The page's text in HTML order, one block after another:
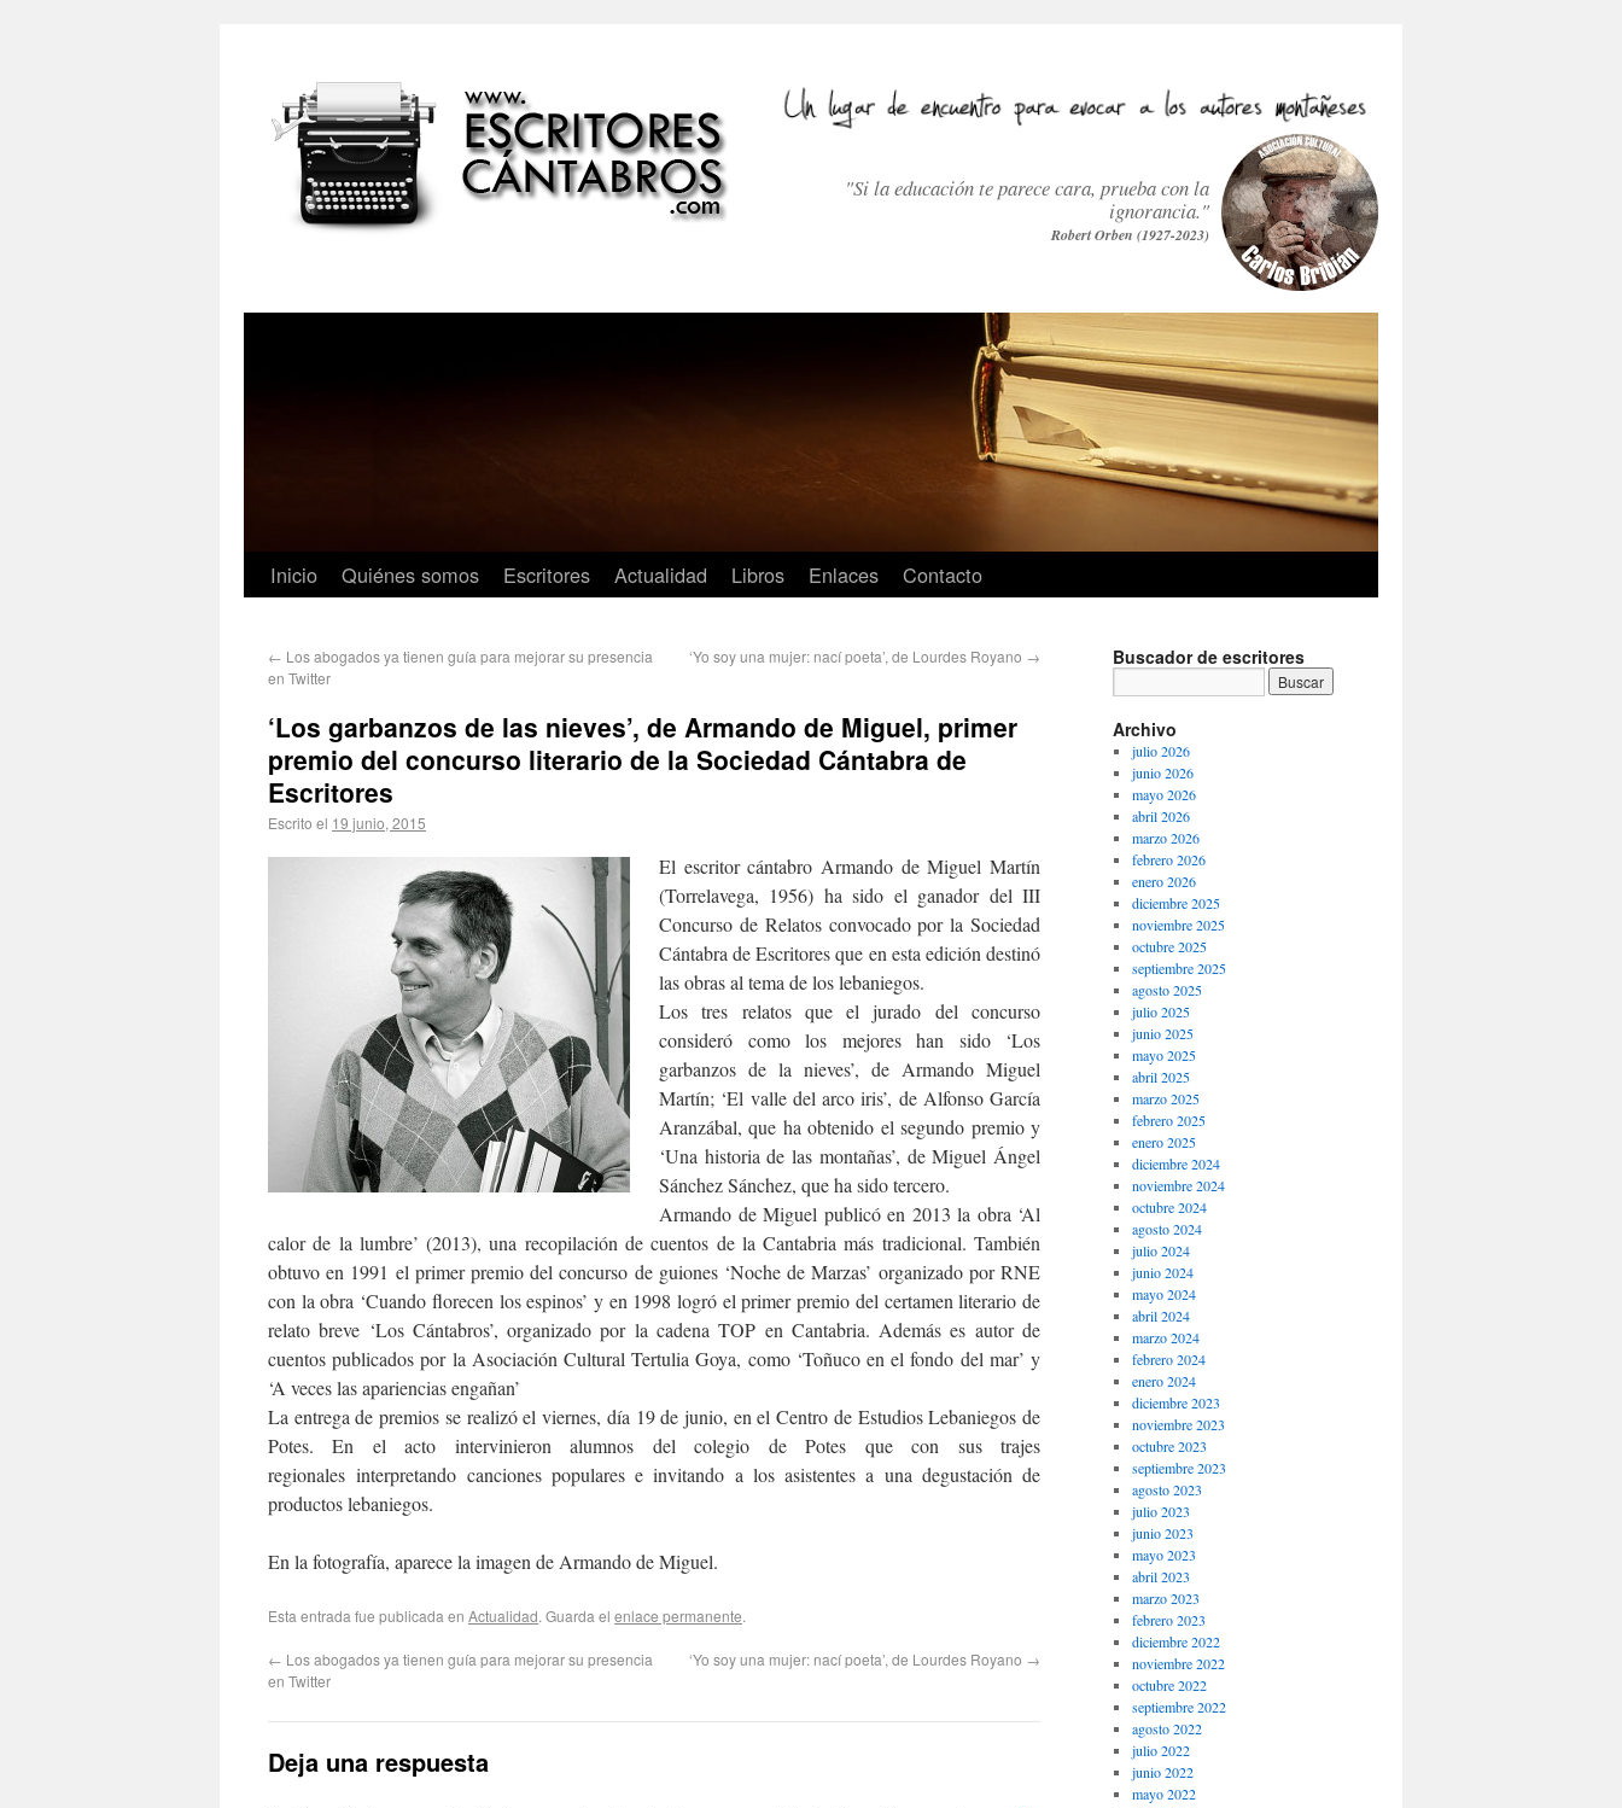
"Si la educación te parece cara, prueba con la
ignorancia."
Robert Orben (1927-2023)
Inicio Quiénes somos Escritores Actualidad Libros Enlaces Contacto
← Los abogados ya tienen guía para mejorar su presencia
en Twitter
‘Yo soy una mujer: nací poeta’, de Lourdes Royano →
‘Los garbanzos de las nieves’, de Armando de Miguel, primer
premio del concurso literario de la Sociedad Cántabra de
Escritores
Escrito el 19 junio, 2015
El escritor cántabro Armando de Miguel Martín
(Torrelavega, 1956) ha sido el ganador del III
Concurso de Relatos convocado por la Sociedad
Cántabra de Escritores que en esta edición destinó
las obras al tema de los lebaniegos.
Los tres relatos que el jurado del concurso
consideró como los mejores han sido ‘Los
garbanzos de la nieves’, de Armando Miguel
Martín; ‘El valle del arco iris’, de Alfonso García
Aranzábal, que ha obtenido el segundo premio y
‘Una historia de las montañas’, de Miguel Ángel
Sánchez Sánchez, que ha sido tercero.
Armando de Miguel publicó en 2013 la obra ‘Al
calor de la lumbre’ (2013), una recopilación de cuentos de la Cantabria más tradicional. También
obtuvo en 1991 el primer premio del concurso de guiones ‘Noche de Marzas’ organizado por RNE
con la obra ‘Cuando florecen los espinos’ y en 1998 logró el primer premio del certamen literario de
relato breve ‘Los Cántabros’, organizado por la cadena TOP en Cantabria. Además es autor de
cuentos publicados por la Asociación Cultural Tertulia Goya, como ‘Toñuco en el fondo del mar’ y
‘A veces las apariencias engañan’
La entrega de premios se realizó el viernes, día 19 de junio, en el Centro de Estudios Lebaniegos de
Potes. En el acto intervinieron alumnos del colegio de Potes que con sus trajes
regionales interpretando canciones populares e invitando a los asistentes a una degustación de
productos lebaniegos.
En la fotografía, aparece la imagen de Armando de Miguel.
Esta entrada fue publicada en Actualidad. Guarda el enlace permanente.
← Los abogados ya tienen guía para mejorar su presencia
en Twitter
‘Yo soy una mujer: nací poeta’, de Lourdes Royano →
Deja una respuesta
Buscador de escritores
Archivo
julio 2026
junio 2026
mayo 2026
abril 2026
marzo 2026
febrero 2026
enero 2026
diciembre 2025
noviembre 2025
octubre 2025
septiembre 2025
agosto 2025
julio 2025
junio 2025
mayo 2025
abril 2025
marzo 2025
febrero 2025
enero 2025
diciembre 2024
noviembre 2024
octubre 2024
agosto 2024
julio 2024
junio 2024
mayo 2024
abril 2024
marzo 2024
febrero 2024
enero 2024
diciembre 2023
noviembre 2023
octubre 2023
septiembre 2023
agosto 2023
julio 2023
junio 2023
mayo 2023
abril 2023
marzo 2023
febrero 2023
diciembre 2022
noviembre 2022
octubre 2022
septiembre 2022
agosto 2022
julio 2022
junio 2022
mayo 2022